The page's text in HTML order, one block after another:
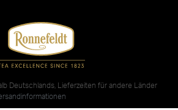
Deutschlands, Lieferzeiten für andere Länder